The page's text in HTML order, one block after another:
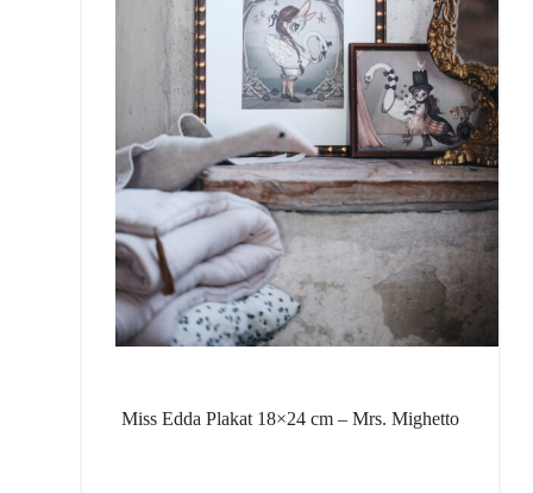
Miss Edda Plakat 18×24 cm – Mrs. Mighetto